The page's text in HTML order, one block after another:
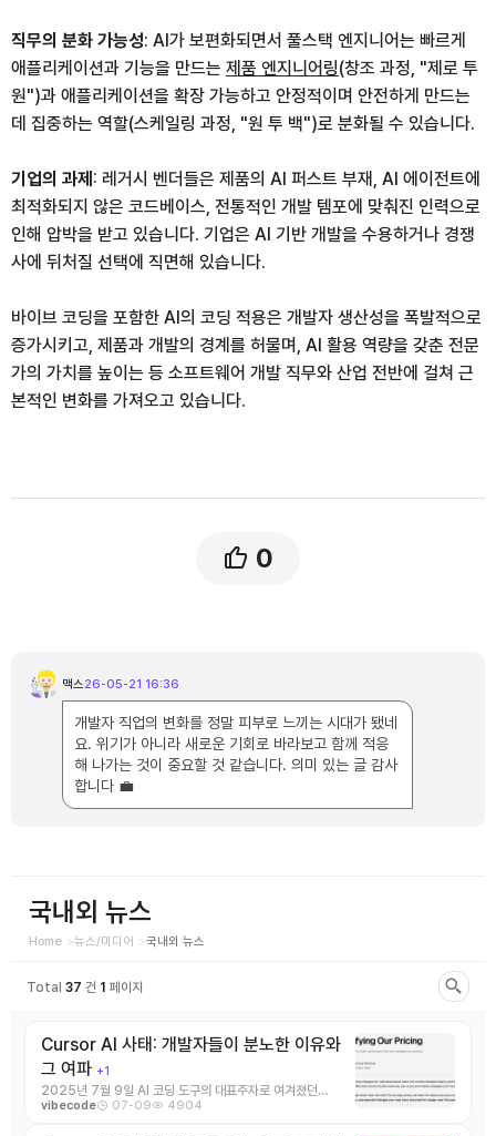
직무의 분화 가능성: AI가 보편화되면서 풀스택 엔지니어는 빠르게
애플리케이션과 기능을 만드는 제품 엔지니어링(창조 과정, "제로 투
원")과 애플리케이션을 확장 가능하고 안정적이며 안전하게 만드는
데 집중하는 역할(스케일링 과정, "원 투 백")로 분화될 수 있습니다.
기업의 과제 : 레거시 벤더들은 제품의 AI 퍼스트 부재, AI 에이전트에
최적화되지 않은 코드베이스, 전통적인 개발 템포에 맞춰진 인력으로
인해 압박을 받고 있습니다. 기업은 AI 기반 개발을 수용하거나 경쟁
사에 뒤처질 선택에 직면해 있습니다.
바이브 코딩을 포함한 AI의 코딩 적용은 개발자 생산성을 폭발적으로
증가시키고, 제품과 개발의 경계를 허물며, AI 활용 역량을 갖춘 전문
가의 가치를 높이는 등 소프트웨어 개발 직무와 산업 전반에 걸쳐 근
본적인 변화를 가져오고 있습니다.
0
맥
스
맥스26-05-21 16:36
개발자 직업의 변화를 정말 피부로 느끼는 시대가 됐네
요. 위기가 아니라 새로운 기회로 바라보고 함께 적응
해 나가는 것이 중요할 것 같습니다. 의미 있는 글 감사
합니다 💼
국내외 뉴스
Home 뉴스/미디어 국내외 뉴스
Total 37 건 1 페이지
Cursor AI 사태: 개발자들이 분노한 이유와
그 여파 +1
2025년 7월 9일 AI 코딩 도구의 대표주자로 여겨졌던
Cursor AI가 최근 개발자 커뮤니티로부터 거 ...
vibecode 07-09 4904